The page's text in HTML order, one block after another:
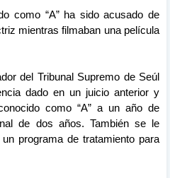
como “A” ha sido acusado de
mientras filmaban una película
del Tribunal Supremo de Seúl
dado en un juicio anterior y
como “A” a un año de
de dos años. También se le
programa de tratamiento para